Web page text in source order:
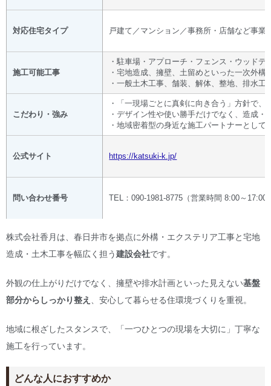
対応住宅タイプ 戸建て／マンション／事務所・店舗など事業
施工可能工事
・駐車場・アプローチ・フェンス・ウッド
・宅地造成、擁壁、土留めといった一次外構
・一般土木工事、舗装、解体、整地、排水工
こだわり・強み
・「一現場ごとに真剣に向き合う」方針で
・デザイン性や使い勝手だけでなく、造成
・地域密着型の身近な施工パートナーとし
公式サイト https://katsuki-k.jp/
問い合わせ番号 TEL：090-1981-8775（営業時間 8:00～17:00
株式会社香月は、春日井市を拠点に外構・エクステリア工事と宅地
造成・土木工事を幅広く担う建設会社です。
外観の仕上がりだけでなく、擁壁や排水計画といった見えない基盤
部分からしっかり整え 、安心して暮らせる住環境づくりを重視。
地域に根ざしたスタンスで、「一つひとつの現場を大切に」丁寧な
施工を行っています。
どんな人におすすめか